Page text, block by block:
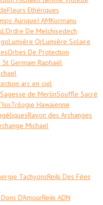
Fleurs Ethériques
AuriqueI AMKormanu
L'Ordre De Melchisedech
Lumière OrLumière Solaire
Orbes De Protection
Germain Raphaël
arc en ciel
Sagesse de MerlinSouffle Sacré
Trilogie Hawaïenne
Rayon des Archanges
Michael
TachyonsReiki Des Fées
D'AmourReiki ADN